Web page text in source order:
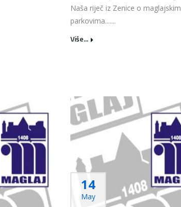
Naša riječ iz Zenice o maglajskim
parkovima.......
Više...
14
May